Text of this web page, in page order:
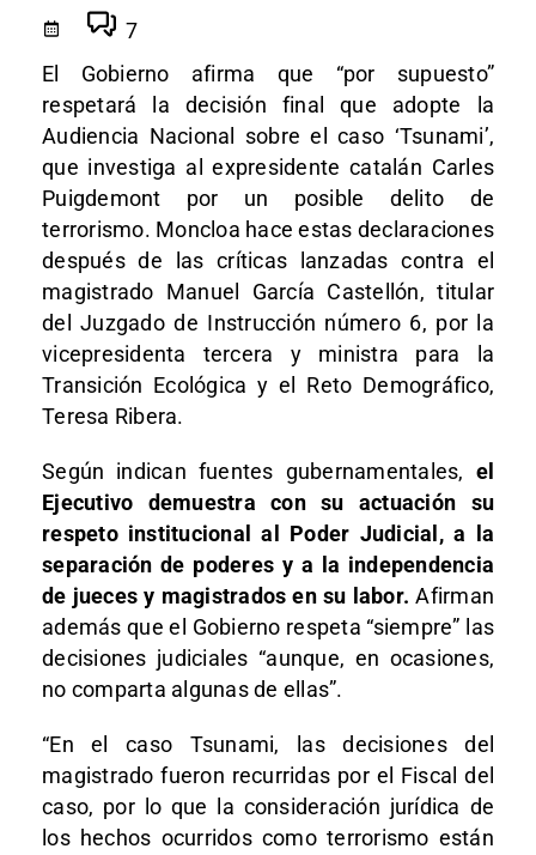
7
El Gobierno afirma que “por supuesto”
respetará la decisión final que adopte la
Audiencia Nacional sobre el caso ‘Tsunami’,
que investiga al expresidente catalán Carles
Puigdemont por un posible delito de
terrorismo. Moncloa hace estas declaraciones
después de las críticas lanzadas contra el
magistrado Manuel García Castellón, titular
del Juzgado de Instrucción número 6, por la
vicepresidenta tercera y ministra para la
Transición Ecológica y el Reto Demográfico,
Teresa Ribera.
Según indican fuentes gubernamentales, el
Ejecutivo demuestra con su actuación su
respeto institucional al Poder Judicial, a la
separación de poderes y a la independencia
de jueces y magistrados en su labor. Afirman
además que el Gobierno respeta “siempre” las
decisiones judiciales “aunque, en ocasiones,
no comparta algunas de ellas”.
“En el caso Tsunami, las decisiones del
magistrado fueron recurridas por el Fiscal del
caso, por lo que la consideración jurídica de
los hechos ocurridos como terrorismo están